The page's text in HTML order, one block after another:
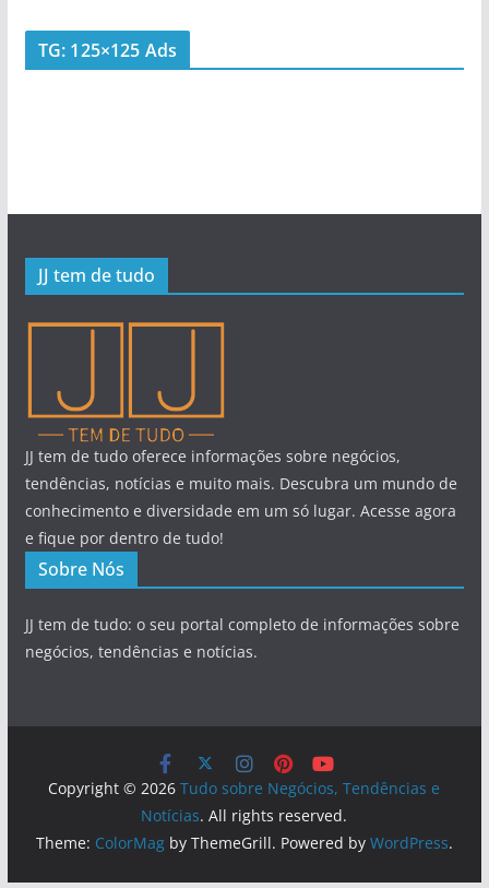
TG: 125×125 Ads
JJ tem de tudo
JJ tem de tudo oferece informações sobre negócios,
tendências, notícias e muito mais. Descubra um mundo de
conhecimento e diversidade em um só lugar. Acesse agora
e fique por dentro de tudo!
Sobre Nós
JJ tem de tudo: o seu portal completo de informações sobre
negócios, tendências e notícias.
Copyright © 2026Tudo sobre Negócios, Tendências e
Notícias. All rights reserved.
Theme: ColorMagby ThemeGrill. Powered by WordPress.